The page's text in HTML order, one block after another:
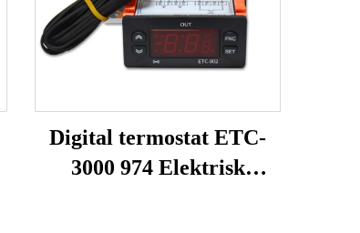
Digital termostat ETC-
3000 974 Elektrisk